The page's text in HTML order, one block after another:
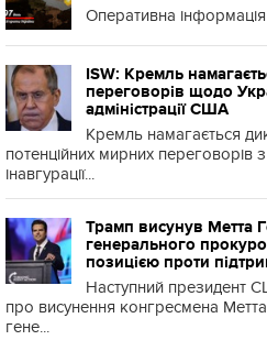
Оперативна
ISW: Кремль
переговорів щодо
адміністрації США
Кремль намагається
потенційних мирних переговорів
інавгурації...
Трамп висунув Метта
генерального
позицією проти
Наступний президент
про висунення конгресмена
гене...